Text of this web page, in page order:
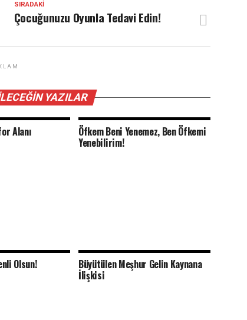
SIRADAKI
Çocuğunuzu Oyunla Tedavi Edin!
YAZILAR
Alanı Öfkem Beni Yenemez, Ben Öfkemi
Yenebilirim!
Olsun! Büyütülen Meşhur Gelin Kaynana
İlişkisi